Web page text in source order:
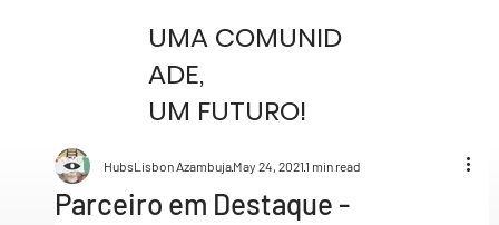
UMA COMUNID
ADE,
UM FUTURO!
Parceiro em Destaque -
HubsLisbon AzambujaMay 24, 20211 min read